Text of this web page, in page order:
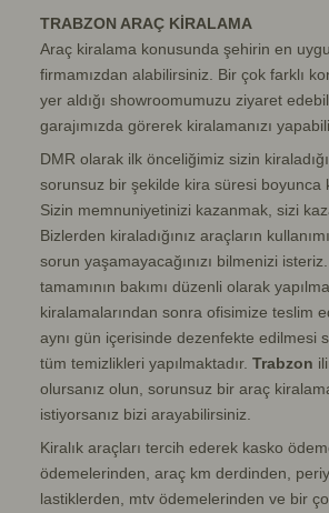
TRABZON ARAÇ KİRALAMA
Araç kiralama konusunda şehirin en
firmamızdan alabilirsiniz. Bir çok farklı
yer aldığı showroomumuzu ziyaret
garajımızda görerek kiralamanızı
DMR olarak ilk önceliğimiz sizin
sorunsuz bir şekilde kira süresi boyunca
Sizin memnuniyetinizi kazanmak, sizi
Bizlerden kiraladığınız araçların
sorun yaşamayacağınızı bilmenizi
tamamının bakımı düzenli olarak
kiralamalarından sonra ofisimize teslim
aynı gün içerisinde dezenfekte edilmesi
tüm temizlikleri yapılmaktadır. Trabzon
olursanız olun, sorunsuz bir araç
istiyorsanız bizi arayabilirsiniz.
Kiralık araçları tercih ederek kasko
ödemelerinden, araç km derdinden,
lastiklerden, mtv ödemelerinden ve bir